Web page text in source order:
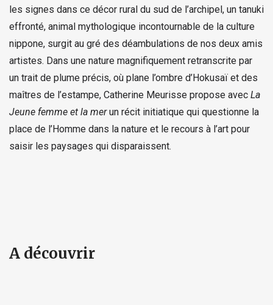
les signes dans ce décor rural du sud de l’archipel, un tanuki
effronté, animal mythologique incontournable de la culture
nippone, surgit au gré des déambulations de nos deux amis
artistes. Dans une nature magnifiquement retranscrite par
un trait de plume précis, où plane l’ombre d’Hokusaï et des
maîtres de l’estampe, Catherine Meurisse propose avec La
Jeune femme et la merun récit initiatique qui questionne la
place de l’Homme dans la nature et le recours à l’art pour
saisir les paysages qui disparaissent.
A découvrir